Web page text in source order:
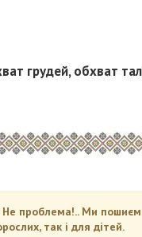
грудей, обхват
Не проблема!.. Ми
так і для дітей.